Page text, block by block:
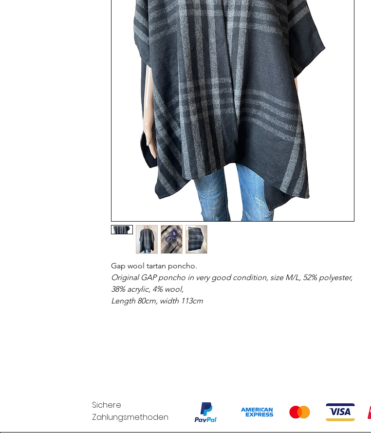
Gap wool tartan poncho.
Original GAP poncho in very good condition, size M/L, 52% polyester,
38% acrylic, 4% wool,
Length 80cm, width 113cm
Sichere
Zahlungsmethoden